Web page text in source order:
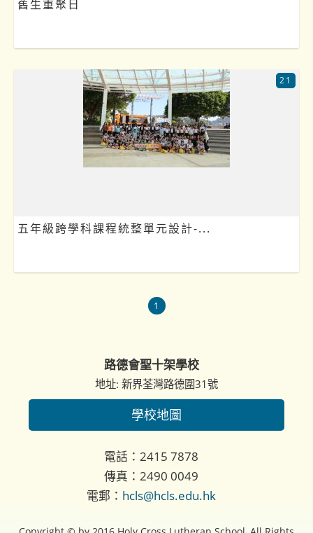
舊生重聚日
五年級跨學科課程統整單元設計-...
21
1
路德會聖十架學校
地址: 新界荃灣路德圍31號
學校地圖
電話：2415 7878
傳真：2490 0049
電郵： hcls@hcls.edu.hk